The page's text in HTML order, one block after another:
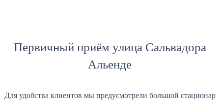
Первичный приём улица Сальвадора
Альенде
Для удобства клиентов мы предусмотрели большой стационар